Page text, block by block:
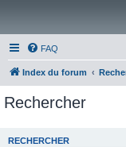
FAQ
Index du forum
Rechercher
RECHERCHER